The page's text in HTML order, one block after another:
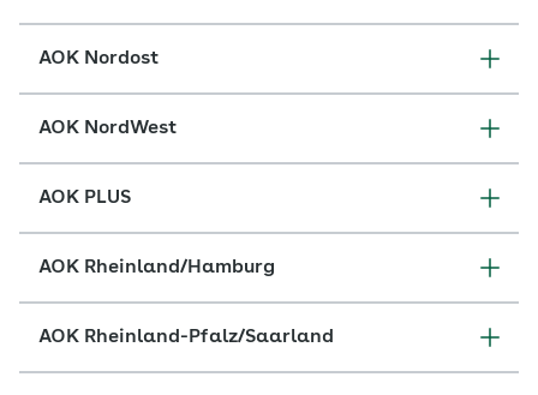
AOK Nordost
AOK NordWest
AOK PLUS
AOK Rheinland/Hamburg
AOK Rheinland-Pfalz/Saarland